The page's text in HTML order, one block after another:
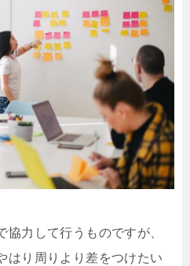
協力して行うものですが、
はり周りより差をつけたい